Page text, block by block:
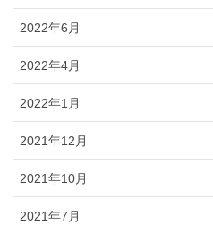
2022年6月
2022年4月
2022年1月
2021年12月
2021年10月
2021年7月